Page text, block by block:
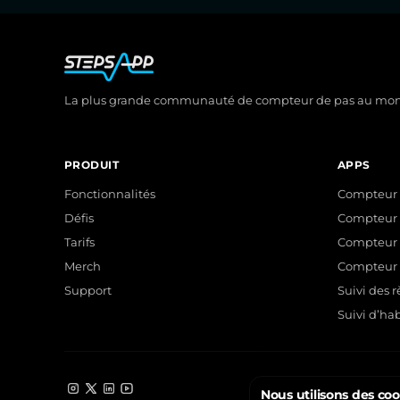
La plus grande communauté de compteur de pas au
PRODUIT
Fonctionnalités
Défis
Tarifs
Merch
Support
APPS
Compteur
Compteur
Compteur
Compteur
Suivi des
Suivi
Instagram
X LinkedIn
YouTube Nous utilisons des